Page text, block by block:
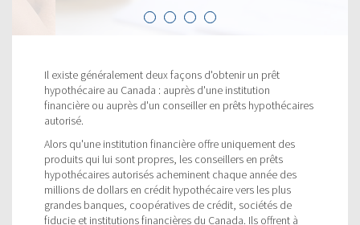
Il existe généralement deux façons d'obtenir un prêt
hypothécaire au Canada : auprès d'une institution
financière ou auprès d'un conseiller en prêts hypothécaires
autorisé.
Alors qu'une institution financière offre uniquement des
produits qui lui sont propres, les conseillers en prêts
hypothécaires autorisés acheminent chaque année des
millions de dollars en crédit hypothécaire vers les plus
grandes banques, coopératives de crédit, sociétés de
fiducie et institutions financières du Canada. Ils offrent à